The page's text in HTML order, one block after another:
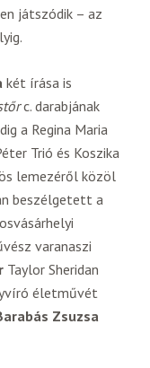
játszódik – az
két írása is
c. darabjának
a Regina Maria
Trió és Koszika
lemezéről közöl
beszélgetett a
varanaszi
Taylor Sheridan
életművét
Zsuzsa